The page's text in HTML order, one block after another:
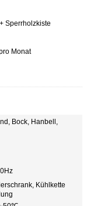
Sperrholzkiste
Monat
Bock, Hanbell,
Kühlkette